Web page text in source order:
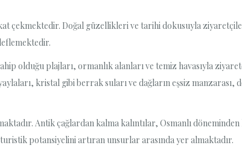
çekmektedir. Doğal güzellikleri ve tarihi dokusuyla
olduğu plajları, ormanlık alanları ve temiz havasıyla
kristal gibi berrak suları ve dağların eşsiz
Antik çağlardan kalma kalıntılar, Osmanlı
potansiyelini artıran unsurlar arasında yer almaktadır.